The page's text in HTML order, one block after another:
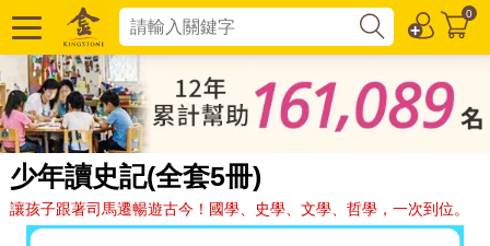
0
少年讀史記(全套5冊)
讓孩子跟著司馬遷暢遊古今！國學、史學、文學、哲學，一次到位。